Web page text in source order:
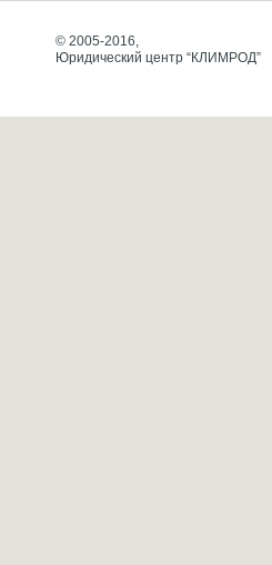
© 2005-2016,
Юридический центр “КЛИМРОД”